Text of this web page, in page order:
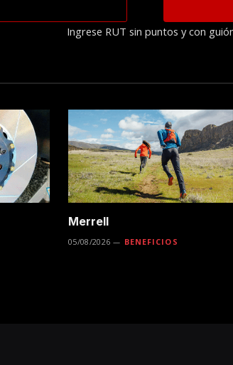
Ingrese RUT sin puntos y con
Merrell
05/08/2026 BENEFICIOS